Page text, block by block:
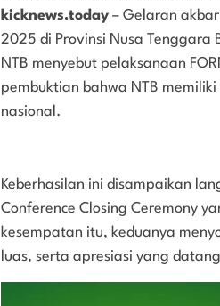
kicknews.today – Gelaran
2025 di Provinsi Nusa Tenggara
NTB menyebut pelaksanaan
pembuktian bahwa NTB
nasional.
Keberhasilan ini disampaikan
Conference Closing Ceremony
kesempatan itu, keduanya
luas, serta apresiasi yang